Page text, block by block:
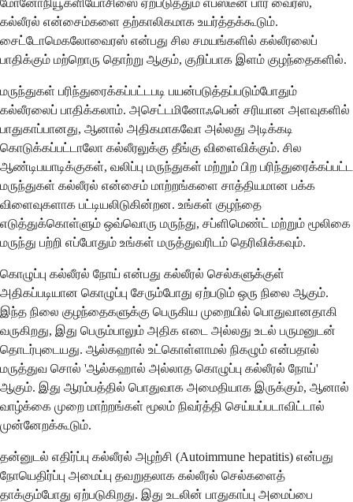
கல்லீரல் என்சைம்களை தற்காலிகமாக உயர்த்தக்கூடும்.
சைட்டோமெகலோவைரஸ் என்பது சில சமயங்களில் கல்லீரலைப்
பாதிக்கும் மற்றொரு தொற்று ஆகும், குறிப்பாக இளம் குழந்தைகளில்.
மருந்துகள் பரிந்துரைக்கப்பட்டபடி பயன்படுத்தப்படும்போதும்
கல்லீரலைப் பாதிக்கலாம். அசெட்டமினோஃபென் சரியான அளவுகளில்
பாதுகாப்பானது, ஆனால் அதிகமாகவோ அல்லது அடிக்கடி
கொடுக்கப்பட்டாலோ கல்லீரலுக்கு தீங்கு விளைவிக்கும். சில
ஆண்டிபயாடிக்குகள், வலிப்பு மருந்துகள் மற்றும் பிற பரிந்துரைக்கப்பட்ட
மருந்துகள் கல்லீரல் என்சைம் மாற்றங்களை சாத்தியமான பக்க
விளைவுகளாக பட்டியலிடுகின்றன. உங்கள் குழந்தை
எடுத்துக்கொள்ளும் ஒவ்வொரு மருந்து, சப்ளிமெண்ட் மற்றும் மூலிகை
மருந்து பற்றி எப்போதும் உங்கள் மருத்துவரிடம் தெரிவிக்கவும்.
கொழுப்பு கல்லீரல் நோய் என்பது கல்லீரல் செல்களுக்குள்
அதிகப்படியான கொழுப்பு சேரும்போது ஏற்படும் ஒரு நிலை ஆகும்.
இந்த நிலை குழந்தைகளுக்கு பெருகிய முறையில் பொதுவானதாகி
வருகிறது, இது பெரும்பாலும் அதிக எடை அல்லது உடல் பருமனுடன்
தொடர்புடையது. ஆல்கஹால் உட்கொள்ளாமல் நிகழும் என்பதால்
மருத்துவ சொல் 'ஆல்கஹால் அல்லாத கொழுப்பு கல்லீரல் நோய்'
ஆகும். இது ஆரம்பத்தில் பொதுவாக அமைதியாக இருக்கும், ஆனால்
வாழ்க்கை முறை மாற்றங்கள் மூலம் நிவர்த்தி செய்யப்படாவிட்டால்
முன்னேறக்கூடும்.
தன்னுடல் எதிர்ப்பு கல்லீரல் அழற்சி (Autoimmune hepatitis) என்பது
நோயெதிர்ப்பு அமைப்பு தவறுதலாக கல்லீரல் செல்களைத்
தாக்கும்போது ஏற்படுகிறது. இது உடலின் பாதுகாப்பு அமைப்பை